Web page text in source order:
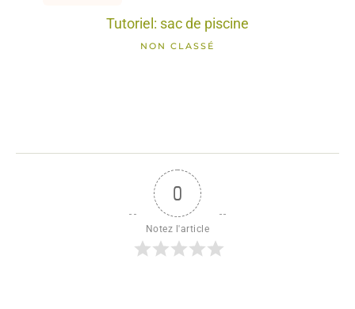
Tutoriel: sac de piscine
NON CLASSÉ
0
Notez l'article